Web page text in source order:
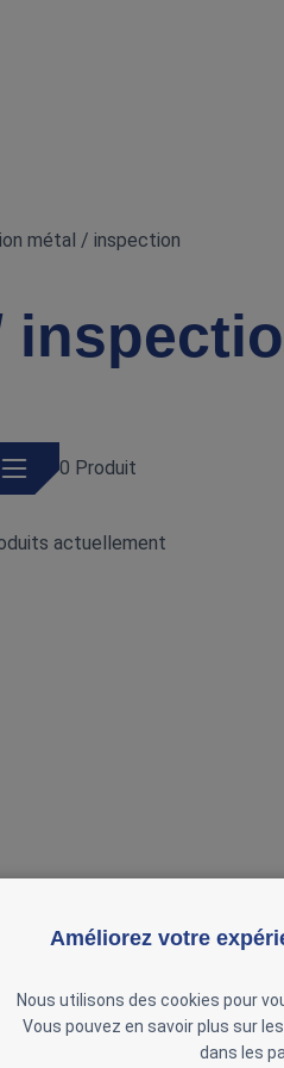
métal / inspection
0 Produit
actuellement
Améliorez votre
Nous utilisons des cookies pour
Vous pouvez en savoir plus sur
dans les